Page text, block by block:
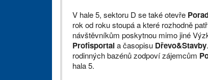
V hale 5, sektoru D se také otevře
rok od roku stoupá a které rozhodně
návštěvníkům poskytnou mimo jiné
Profisportala časopisu Dřevo&Stavby
rodinných bazénů zodpoví zájemcům
hala 5.